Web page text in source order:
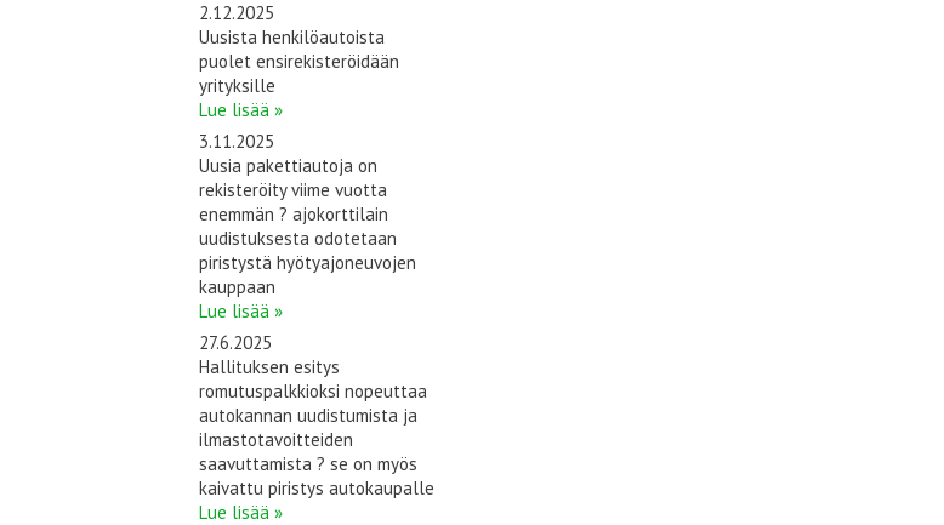
2.12.2025
Uusista henkilöautoista
puolet ensirekisteröidään
yrityksille
Lue lisää »
3.11.2025
Uusia pakettiautoja on
rekisteröity viime vuotta
enemmän ? ajokorttilain
uudistuksesta odotetaan
piristystä hyötyajoneuvojen
kauppaan
Lue lisää »
27.6.2025
Hallituksen esitys
romutuspalkkioksi nopeuttaa
autokannan uudistumista ja
ilmastotavoitteiden
saavuttamista ? se on myös
kaivattu piristys autokaupalle
Lue lisää »